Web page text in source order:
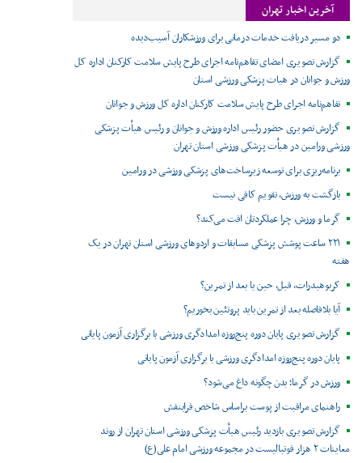
آخرین اخبار تهران
دو مسیر دریافت خدمات درمانی برای ورزشکاران آسیب‌دیده
گزارش تصویری امضای تفاهم‌نامه اجرای طرح پایش سلامت کارکنان اداره کل
ورزش و جوانان در هیات پزشکی ورزشی استان
تفاهم‌نامه اجرای طرح پایش سلامت کارکنان اداره کل ورزش و جوانان
گزارش تصویری حضور رئیس اداره ورزش و جوانان و رئیس هیأت پزشکی
ورزشی ورامین در هیأت پزشکی ورزشی استان تهران
برنامه‌ریزی برای توسعه زیرساخت‌های پزشکی ورزشی در ورامین
بازگشت به ورزش، تقویم کافی نیست
گرما و ورزش، چرا عملکردتان افت می‌کند؟
۲۲۱ ساعت پوشش پزشکی مسابقات و اردوهای ورزشی استان تهران در یک
هفته
کربوهیدرات، قبل، حین یا بعد از تمرین؟
آیا بلافاصله بعد از تمرین باید پروتئین بخوریم؟
گزارش تصویری پایان دوره پنج‌روزه امدادگری ورزشی با برگزاری آزمون پایانی
پایان دوره پنج‌روزه امدادگری ورزشی با برگزاری آزمون پایانی
ورزش در گرما؛ بدن چگونه داغ می‌شود؟
راهنمای مراقبت از پوست براساس شاخص فرابنفش
گزارش تصویری بازدید رئیس هیأت پزشکی ورزشی استان تهران از روند
معاینات ۲ هزار فوتبالیست در مجموعه ورزشی امام علی(ع)